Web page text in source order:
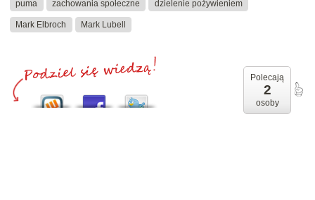
puma zachowania społeczne dzielenie pożywieniem
Mark Elbroch Mark Lubell
Polecają
2
osoby